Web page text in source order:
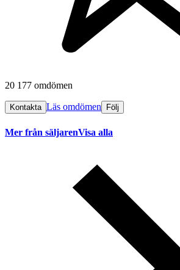
20 177 omdömen
Kontakta Läs omdömen Följ
Mer från säljarenVisa alla